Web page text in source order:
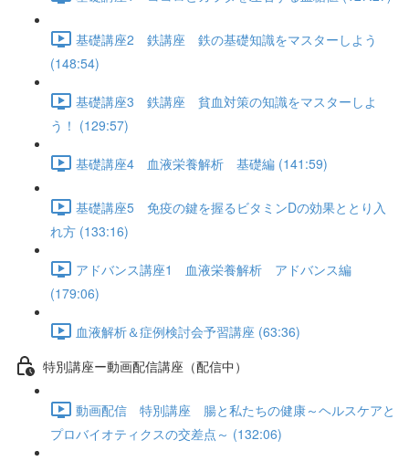
基礎講座2 鉄講座 鉄の基礎知識をマスターしよう
(148:54)
基礎講座3 鉄講座 貧血対策の知識をマスターしよ
う！ (129:57)
基礎講座4 血液栄養解析 基礎編 (141:59)
基礎講座5 免疫の鍵を握るビタミンDの効果ととり入
れ方 (133:16)
アドバンス講座1 血液栄養解析 アドバンス編
(179:06)
血液解析＆症例検討会予習講座 (63:36)
特別講座ー動画配信講座（配信中）
動画配信 特別講座 腸と私たちの健康～ヘルスケアと
プロバイオティクスの交差点～ (132:06)